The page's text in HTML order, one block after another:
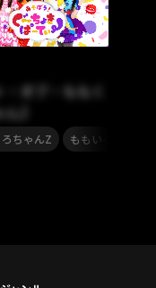
ーZ
・オブ・ももく
Z
ちゃんZ ももいろクロー